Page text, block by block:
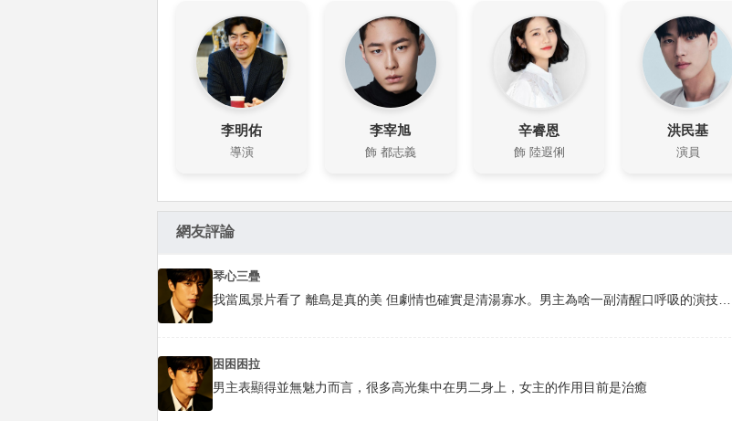
李明佑
導演
李宰旭
飾 都志義
辛睿恩
飾 陸遐俐
洪民基
演員
網友評論
琴心三疊
我當風景片看了 離島是真的美 但劇情也確實是清湯寡水。男主為啥一副清醒口呼吸的演技…..
困困困拉
男主表顯得並無魅力而言，很多高光集中在男二身上，女主的作用目前是治癒